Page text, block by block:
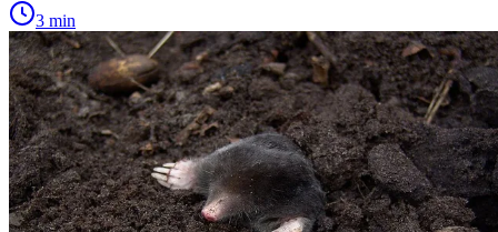
3 min